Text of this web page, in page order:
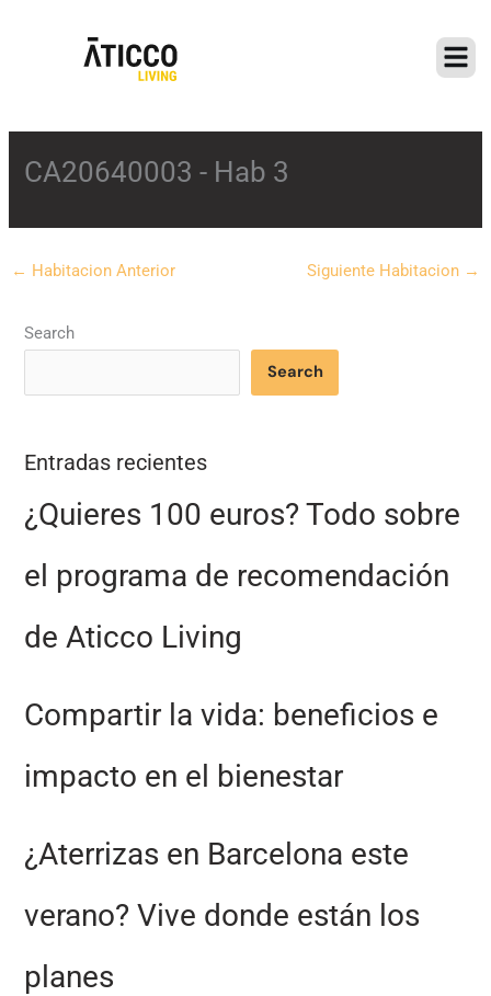
CA20640003 - Hab 3
← Habitacion Anterior Siguiente Habitacion →
Search
Search
Entradas recientes
¿Quieres 100 euros? Todo sobre
el programa de recomendación
de Aticco Living
Compartir la vida: beneficios e
impacto en el bienestar
¿Aterrizas en Barcelona este
verano? Vive donde están los
planes